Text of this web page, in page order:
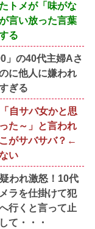
トメが「味がな
言い放った言葉
る
」の40代主婦Aさ
に他人に嫌われ
ぎる
自サバ女かと思
た～」と言われ
がサバサバ？←
い
われ激怒！10代
ラを仕掛けて犯
行くと言って止
て・・・